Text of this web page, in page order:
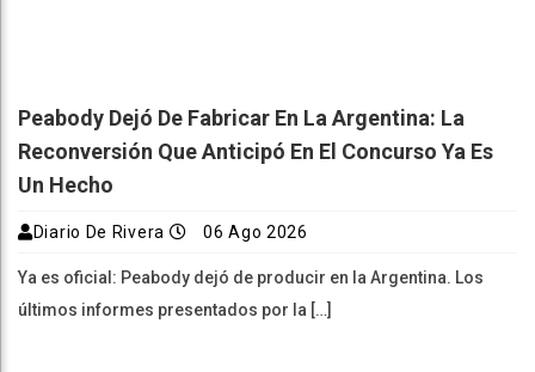
Peabody Dejó De Fabricar En La Argentina: La
Reconversión Que Anticipó En El Concurso Ya Es
Un Hecho
Diario De Rivera 06 Ago 2026
Ya es oficial: Peabody dejó de producir en la Argentina. Los
últimos informes presentados por la […]